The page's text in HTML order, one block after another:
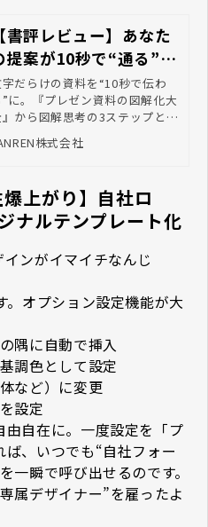
【書評レビュー】あなた
提案が10秒で“通る”資
に変わる！～『プレゼ
資料の図解化大全』に
ぶ、最強の「図解思
」～
だらけの資料を“10秒で伝わ
”に。『プレゼン資料の図解化大
』から図解思考の3ステップと営
で使える8パターン、AIプロンプ
活用まで徹底解説し、提案の承
株式会社
上がり】自社ロ
ナルテンプレート化
インがイマイチなんじ
。オプション設定機能が大
隅に自動で挿入
調色として設定
体など）に変更
を設定
由自在に。一度設定を「プ
、いつでも“自社フォー
一瞬で呼び出せるのです。
属デザイナー”を雇ったよ